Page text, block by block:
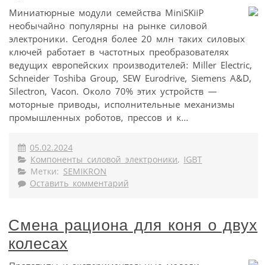
Миниатюрные модули семейства MiniSKiiP
необычайно популярны на рынке силовой
электроники. Сегодня более 20 млн таких силовых
ключей работает в частотных преобразователях
ведущих европейских производителей: Miller Electric,
Schneider Toshiba Group, SEW Eurodrive, Siemens A&D,
Silectron, Vacon. Около 70% этих устройств —
моторные приводы, исполнительные механизмы
промышленных роботов, прессов и к...
05.02.2024
Компоненты силовой электроники, IGBT
Метки: SEMIKRON
Оставить комментарий
Смена рациона для коня о двух
колесах